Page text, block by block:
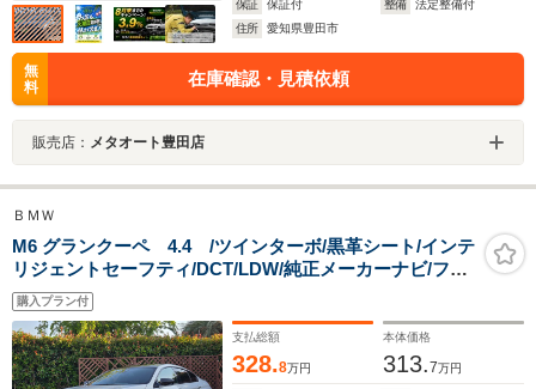
保証
保証付 整備
法定整備付
住所
愛知県豊田市
無
料
在庫確認・見積依頼
販売店： メタオート豊田店
ＢＭＷ
M6 グランクーペ 4.4 /ツインターボ/黒革シート/インテ
リジェントセーフティ/DCT/LDW/純正メーカーナビ/フル
セグTV/全周囲カメラ/純正20インチAW/シートヒータ
ー/ETC/LEDライト/スマートキーX2/電子パーキング
購入プラン付
支払総額
328.8万円
本体価格
313.7万円